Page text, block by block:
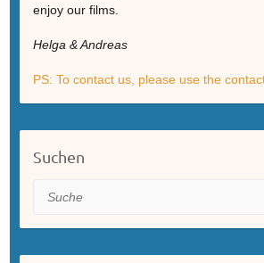
enjoy our films.
Helga & Andreas
PS: To contact us, please use the
Suchen
Suche